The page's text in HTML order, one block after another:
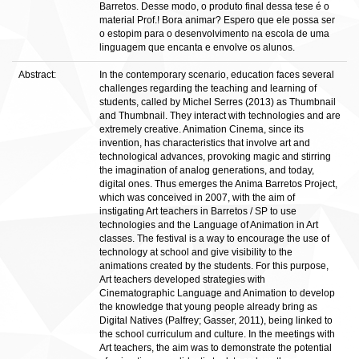
Barretos. Desse modo, o produto final dessa tese é o
material Prof.! Bora animar? Espero que ele possa ser
o estopim para o desenvolvimento na escola de uma
linguagem que encanta e envolve os alunos.
Abstract:
In the contemporary scenario, education faces several
challenges regarding the teaching and learning of
students, called by Michel Serres (2013) as Thumbnail
and Thumbnail. They interact with technologies and are
extremely creative. Animation Cinema, since its
invention, has characteristics that involve art and
technological advances, provoking magic and stirring
the imagination of analog generations, and today,
digital ones. Thus emerges the Anima Barretos Project,
which was conceived in 2007, with the aim of
instigating Art teachers in Barretos / SP to use
technologies and the Language of Animation in Art
classes. The festival is a way to encourage the use of
technology at school and give visibility to the
animations created by the students. For this purpose,
Art teachers developed strategies with
Cinematographic Language and Animation to develop
the knowledge that young people already bring as
Digital Natives (Palfrey; Gasser, 2011), being linked to
the school curriculum and culture. In the meetings with
Art teachers, the aim was to demonstrate the potential